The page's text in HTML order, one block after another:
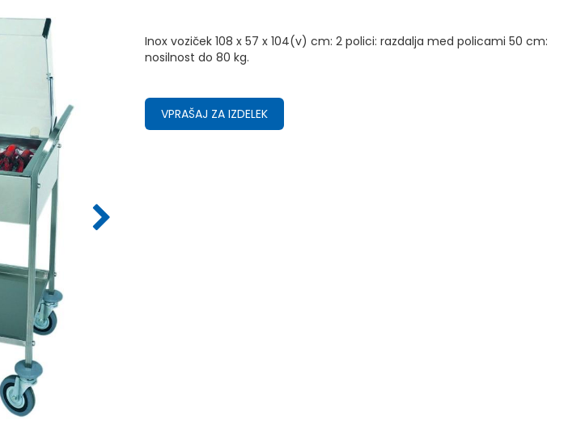
Inox voziček 108 x 57 x 104(v) cm: 2 polici: razdalja med policami 50 cm:
nosilnost do 80 kg.
VPRAŠAJ ZA IZDELEK